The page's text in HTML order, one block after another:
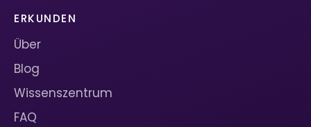
ERKUNDEN
Über
Blog
Wissenszentrum
FAQ